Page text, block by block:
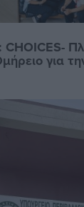
CHOICES-
για